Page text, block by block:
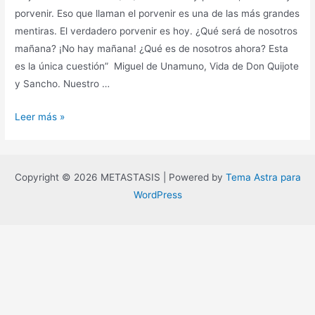
porvenir. Eso que llaman el porvenir es una de las más grandes
mentiras. El verdadero porvenir es hoy. ¿Qué será de nosotros
mañana? ¡No hay mañana! ¿Qué es de nosotros ahora? Esta
es la única cuestión” Miguel de Unamuno, Vida de Don Quijote
y Sancho. Nuestro …
El
futuros
Leer más »
Copyright © 2026 METASTASIS | Powered by Tema Astra para
WordPress